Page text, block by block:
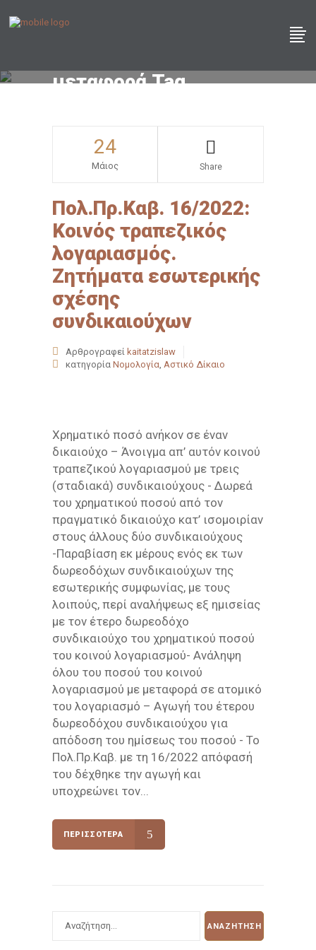
μεταφορά Tag
24
Μάιος Share
Πολ.Πρ.Καβ. 16/2022:
Κοινός τραπεζικός
λογαριασμός.
Ζητήματα εσωτερικής
σχέσης
συνδικαιούχων
Αρθρογραφεί kaitatzislaw
κατηγορία Νομολογία, Αστικό Δίκαιο
Χρηματικό ποσό ανήκον σε έναν
δικαιούχο – Άνοιγμα απ’ αυτόν κοινού
τραπεζικού λογαριασμού με τρεις
(σταδιακά) συνδικαιούχους - Δωρεά
του χρηματικού ποσού από τον
πραγματικό δικαιούχο κατ’ ισομοιρίαν
στους άλλους δύο συνδικαιούχους
-Παραβίαση εκ μέρους ενός εκ των
δωρεοδόχων συνδικαιούχων της
εσωτερικής συμφωνίας, με τους
λοιπούς, περί αναλήψεως εξ ημισείας
με τον έτερο δωρεοδόχο
συνδικαιούχο του χρηματικού ποσού
του κοινού λογαριασμού- Ανάληψη
όλου του ποσού του κοινού
λογαριασμού με μεταφορά σε ατομικό
του λογαριασμό – Αγωγή του έτερου
δωρεοδόχου συνδικαιούχου για
απόδοση του ημίσεως του ποσού - Το
Πολ.Πρ.Καβ. με τη 16/2022 απόφασή
του δέχθηκε την αγωγή και
υποχρεώνει τον...
ΠΕΡΙΣΣΌΤΕΡΑ